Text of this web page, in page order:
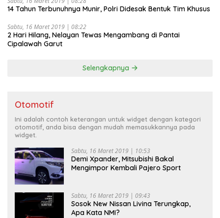
14 Tahun Terbunuhnya Munir, Polri Didesak Bentuk Tim Khusus
Sabtu, 16 Maret 2019 | 08:22
2 Hari Hilang, Nelayan Tewas Mengambang di Pantai
Cipalawah Garut
Selengkapnya
Otomotif
Ini adalah contoh keterangan untuk widget dengan kategori
otomotif, anda bisa dengan mudah memasukkannya pada
widget.
Sabtu, 16 Maret 2019 | 10:53
Demi Xpander, Mitsubishi Bakal
Mengimpor Kembali Pajero Sport
Sabtu, 16 Maret 2019 | 09:43
Sosok New Nissan Livina Terungkap,
Apa Kata NMI?